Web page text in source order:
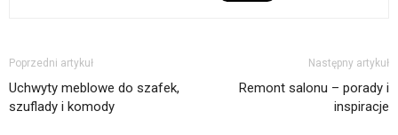
Poprzedni artykuł
Uchwyty meblowe do szafek,
szuflady i komody
Następny artykuł
Remont salonu – porady i
inspiracje